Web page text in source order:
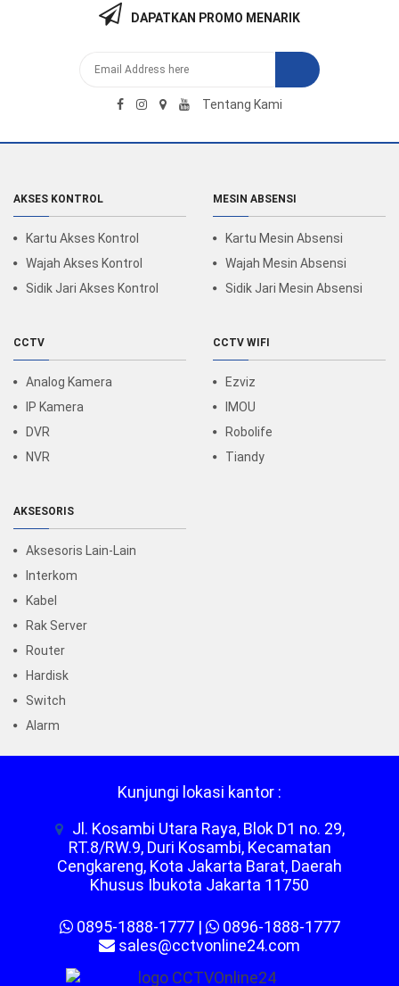
DAPATKAN PROMO MENARIK
Tentang Kami
AKSES KONTROL
Kartu Akses Kontrol
Wajah Akses Kontrol
Sidik Jari Akses Kontrol
MESIN ABSENSI
Kartu Mesin Absensi
Wajah Mesin Absensi
Sidik Jari Mesin Absensi
CCTV
Analog Kamera
IP Kamera
DVR
NVR
CCTV WIFI
Ezviz
IMOU
Robolife
Tiandy
AKSESORIS
Aksesoris Lain-Lain
Interkom
Kabel
Rak Server
Router
Hardisk
Switch
Alarm
Kunjungi lokasi kantor :
Jl. Kosambi Utara Raya, Blok D1 no. 29,
RT.8/RW.9, Duri Kosambi, Kecamatan
Cengkareng, Kota Jakarta Barat, Daerah
Khusus Ibukota Jakarta 11750
0895-1888-1777|
0896-1888-1777
sales@cctvonline24.com